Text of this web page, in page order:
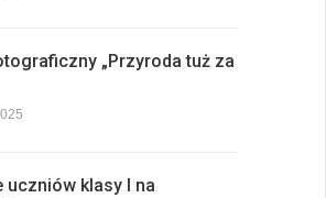
„Przyroda tuż za
uczniów klasy I na